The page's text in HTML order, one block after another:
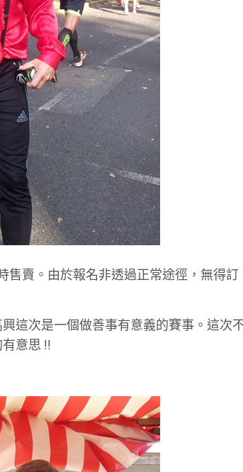
售賣。由於報名非透過正常途徑，無得訂
這次是一個做善事有意義的賽事。這次
意思 !!